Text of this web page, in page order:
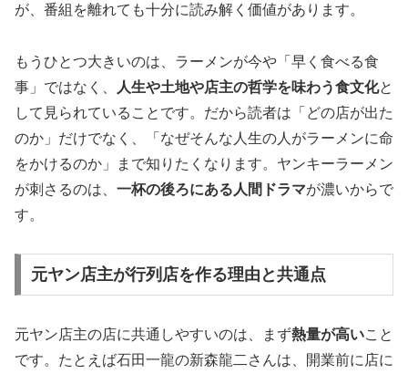
が、番組を離れても十分に読み解く価値があります。
もうひとつ大きいのは、ラーメンが今や「早く食べる食
事」ではなく、
人生や土地や店主の哲学を味わう食文化と
して見られていることです。だから読者は「どの店が出た
のか」だけでなく、「なぜそんな人生の人がラーメンに命
をかけるのか」まで知りたくなります。ヤンキーラーメン
が刺さるのは、 一杯の後ろにある人間ドラマが濃いからで
す。
元ヤン店主が行列店を作る理由と共通点
元ヤン店主の店に共通しやすいのは、まず熱量が高いこと
です。たとえば石田一龍の新森龍二さんは、開業前に店に